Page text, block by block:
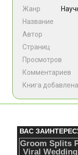
Жанр
Название
Автор
Страниц
Просмотров
Комментариев
Книга